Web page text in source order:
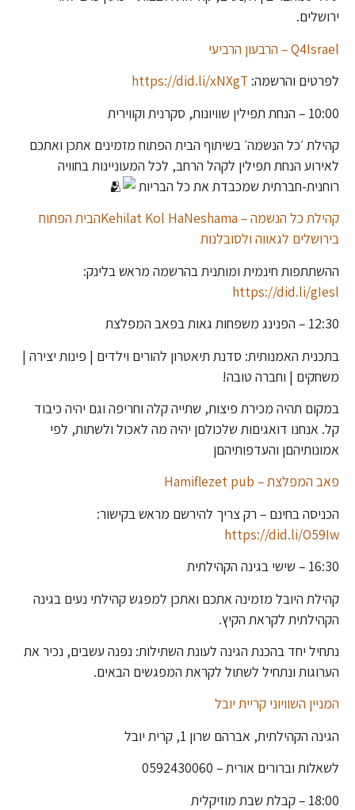
ירושלים.
Q4Israel – הרבעון הרביעי
לפרטים והרשמה: https://did.li/xNXgT
10:00 – הנחת תפילין שוויונות, סקרנית וקווירית
קהילת ׳כל הנשמה׳ בשיתוף הבית הפתוח מזמינים אתכן ואתכם
לאירוע הנחת תפילין לקהל הרחב, לכל המעוניינות בחוויה
רוחנית-חברתית שמכבדת את כל הבריות
קהילת כל הנשמה – Kehilat Kol HaNeshama
הבית הפתוח
בירושלים לגאווה ולסובלנות
ההשתתפות חינמית ומותנית בהרשמה מראש בלינק:
https://did.li/gIesl
12:30 – הפנינג משפחות גאות בפאב המפלצת
בתכנית האמנותית: סדנת תיאטרון להורים וילדים | פינות יצירה |
משחקים | וחברה טובה!
במקום תהיה מכירת פיצות, שתייה קלה וחריפה וגם יהיה כיבוד
קל. אנחנו דואגיםות שלכולםן יהיה מה לאכול ולשתות, לפי
אמונותיהםן והעדפותיהםן
פאב המפלצת – Hamiflezet pub
הכניסה בחינם – רק צריך להירשם מראש בקישור:
https://did.li/O59Iw
16:30 – שישי בגינה הקהילתית
קהילת היובל מזמינה אתכם ואתכן למפגש קהילתי נעים בגינה
הקהילתית לקראת הקיץ.
נתחיל יחד בהכנת הגינה לעונת השתילות: נפנה עשבים, נכיר את
הערוגות ונתחיל לשתול לקראת המפגשים הבאים.
המניין השוויוני קריית יובל
הגינה הקהילתית, אברהם שרון 1, קרית יובל
לשאלות וברורים אורית – 0592430060
18:00 – קבלת שבת מוזיקלית